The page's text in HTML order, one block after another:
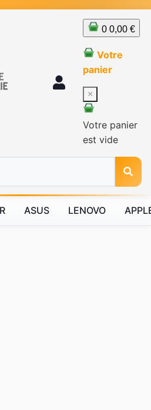
0 0,00 €
Votre
panier
×
Votre panier
est vide
ASUS LENOVO
plus disponible à la vente.